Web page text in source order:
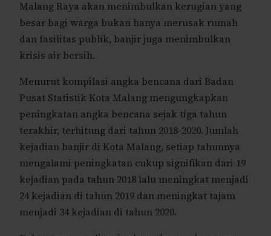
Malang Raya akan menimbulkan kerugian yang
besar bagi warga bukan hanya merusak rumah
dan fasilitas publik, banjir juga menimbulkan
krisis air bersih.
Menurut kompilasi angka bencana dari Badan
Pusat Statistik Kota Malang mengungkapkan
peningkatan angka bencana sejak tiga tahun
terakhir, terhitung dari tahun 2018-2020. Jumlah
kejadian banjir di Kota Malang, setiap tahunnya
mengalami peningkatan cukup signifikan dari 19
kejadian pada tahun 2018 lalu meningkat menjadi
24 kejadian di tahun 2019 dan meningkat tajam
menjadi 34 kejadian di tahun 2020.